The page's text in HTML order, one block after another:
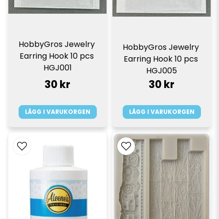
HobbyGros Jewelry
Earring Hook 10 pcs
HGJ001
30 kr
LÄGG I VARUKORGEN
HobbyGros Jewelry
Earring Hook 10 pcs
HGJ005
30 kr
LÄGG I VARUKORGEN